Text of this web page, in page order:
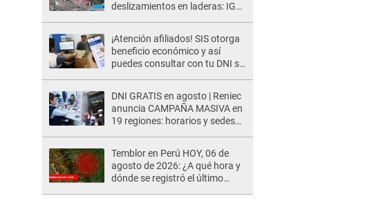
deslizamientos en laderas: IGP
¡Atención afiliados! SIS otorga
beneficio económico y así
puedes consultar con tu DNI si
DNI GRATIS en agosto | Reniec
anuncia CAMPAÑA MASIVA en
19 regiones: horarios y sedes
Temblor en Perú HOY, 06 de
agosto de 2026: ¿A qué hora y
dónde se registró el último